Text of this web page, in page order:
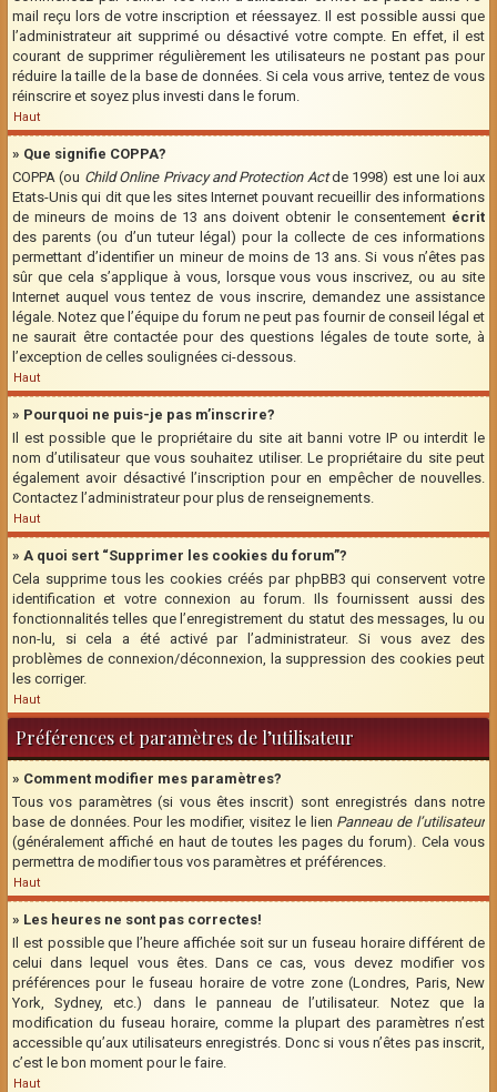
mail reçu lors de votre inscription et réessayez. Il est possible aussi que
l’administrateur ait supprimé ou désactivé votre compte. En effet, il est
courant de supprimer régulièrement les utilisateurs ne postant pas pour
réduire la taille de la base de données. Si cela vous arrive, tentez de vous
réinscrire et soyez plus investi dans le forum.
Haut
» Que signifie COPPA?
COPPA (ou Child Online Privacy and Protection Actde 1998) est une loi aux
Etats-Unis qui dit que les sites Internet pouvant recueillir des informations
de mineurs de moins de 13 ans doivent obtenir le consentement écrit
des parents (ou d’un tuteur légal) pour la collecte de ces informations
permettant d’identifier un mineur de moins de 13 ans. Si vous n’êtes pas
sûr que cela s’applique à vous, lorsque vous vous inscrivez, ou au site
Internet auquel vous tentez de vous inscrire, demandez une assistance
légale. Notez que l’équipe du forum ne peut pas fournir de conseil légal et
ne saurait être contactée pour des questions légales de toute sorte, à
l’exception de celles soulignées ci-dessous.
Haut
» Pourquoi ne puis-je pas m’inscrire?
Il est possible que le propriétaire du site ait banni votre IP ou interdit le
nom d’utilisateur que vous souhaitez utiliser. Le propriétaire du site peut
également avoir désactivé l’inscription pour en empêcher de nouvelles.
Contactez l’administrateur pour plus de renseignements.
Haut
» A quoi sert “Supprimer les cookies du forum”?
Cela supprime tous les cookies créés par phpBB3 qui conservent votre
identification et votre connexion au forum. Ils fournissent aussi des
fonctionnalités telles que l’enregistrement du statut des messages, lu ou
non-lu, si cela a été activé par l’administrateur. Si vous avez des
problèmes de connexion/déconnexion, la suppression des cookies peut
les corriger.
Haut
Préférences et paramètres de l’utilisateur
» Comment modifier mes paramètres?
Tous vos paramètres (si vous êtes inscrit) sont enregistrés dans notre
base de données. Pour les modifier, visitez le lien Panneau de l’utilisateur
(généralement affiché en haut de toutes les pages du forum). Cela vous
permettra de modifier tous vos paramètres et préférences.
Haut
» Les heures ne sont pas correctes!
Il est possible que l’heure affichée soit sur un fuseau horaire différent de
celui dans lequel vous êtes. Dans ce cas, vous devez modifier vos
préférences pour le fuseau horaire de votre zone (Londres, Paris, New
York, Sydney, etc.) dans le panneau de l’utilisateur. Notez que la
modification du fuseau horaire, comme la plupart des paramètres n’est
accessible qu’aux utilisateurs enregistrés. Donc si vous n’êtes pas inscrit,
c’est le bon moment pour le faire.
Haut